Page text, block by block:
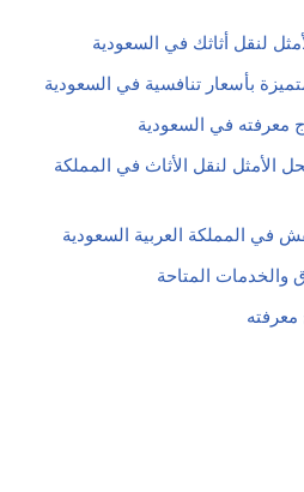
لنقل أثاثك في السعودية
بأسعار تنافسية في السعودية
معرفته في السعودية
الأمثل لنقل الأثاث في المملكة
في المملكة العربية السعودية
المتاحة